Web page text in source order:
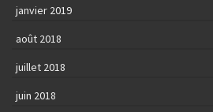
janvier 2019
août 2018
juillet 2018
juin 2018